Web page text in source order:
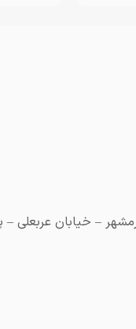
عربعلی – پلاک 19 (هنری